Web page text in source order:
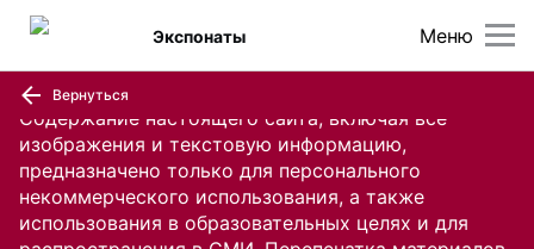
Содержание настоящего сайта, включая все
изображения и текстовую информацию,
предназначено только для персонального
некоммерческого использования, а также
использования в образовательных целях и для
Меню
Экспонаты
Вернуться